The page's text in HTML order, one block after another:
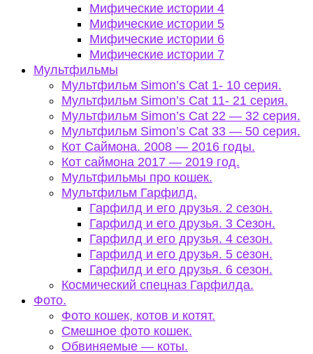
Мифические истории 4
Мифические истории 5
Мифические истории 6
Мифические истории 7
Мультфильмы
Мультфильм Simon’s Cat 1- 10 серия.
Мультфильм Simon’s Cat 11- 21 серия.
Мультфильм Simon’s Cat 22 — 32 серия.
Мультфильм Simon’s Cat 33 — 50 серия.
Кот Саймона. 2008 — 2016 годы.
Кот саймона 2017 — 2019 год.
Мультфильмы про кошек.
Мультфильм Гарфилд.
Гарфилд и его друзья. 2 сезон.
Гарфилд и его друзья. 3 Сезон.
Гарфилд и его друзья. 4 сезон.
Гарфилд и его друзья. 5 сезон.
Гарфилд и его друзья. 6 сезон.
Космический спецназ Гарфилда.
Фото.
Фото кошек, котов и котят.
Смешное фото кошек.
Обвиняемые — коты.